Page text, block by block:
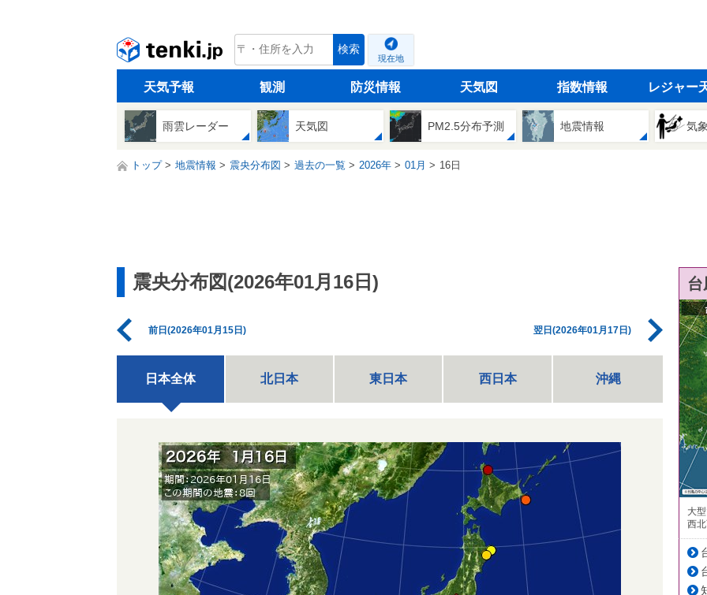
tenki.jp 検索
現在地
天気予報 観測 防災情報 天気図 指数情報 レジャー
雨雲レーダー 天気図 PM2.5分布予測 地震情報 気
トップ 地震情報 震央分布図 過去の一覧 2026年 01月 16日
震央分布図(2026年01月16日)
前日(2026年01月15日) 翌日(2026年01月17日)
日本全体 北日本 東日本 西日本 沖縄
大
西